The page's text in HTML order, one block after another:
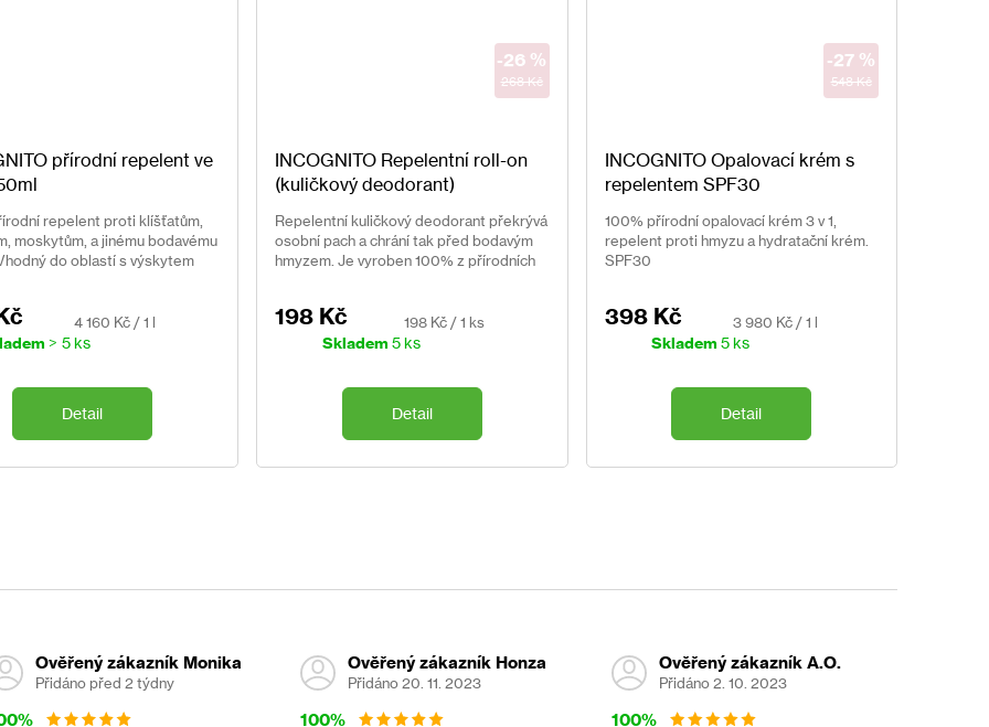
přírodní repelent ve
repelent proti klíšťatům,
moskytům, a jinému bodavému
do oblastí s výskytem
Měrná
cena:
4 160 Kč / 1 l
> 5 ks
Detail
268 Kč
-26 %
INCOGNITO Repelentní roll-on
(kuličkový deodorant)
Repelentní kuličkový deodorant překrývá
osobní pach a chrání tak před bodavým
hmyzem. Je vyroben 100% z přírodních
198 Kč
Měrná
cena:
198 Kč / 1 ks
Skladem 5 ks
Detail
548 Kč
-27 %
INCOGNITO Opalovací krém s
repelentem SPF30
100% přírodní opalovací krém 3 v 1,
repelent proti hmyzu a hydratační krém.
SPF30
398 Kč
Měrná
cena:
3 980 Kč / 1 l
Skladem5 ks
Detail
Ověřený zákazník Monika
Přidáno před 2 týdny
Ověřený zákazník Honza
Přidáno 20. 11. 2023
100%
Ověřený zákazník A.O.
Přidáno 2. 10. 2023
100%